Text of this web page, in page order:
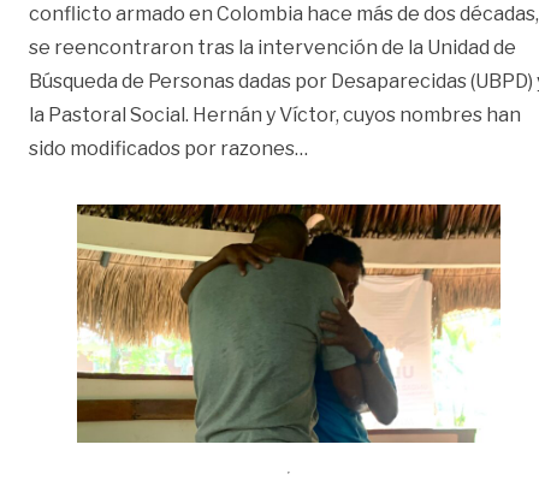
conflicto armado en Colombia hace más de dos décadas,
se reencontraron tras la intervención de la Unidad de
Búsqueda de Personas dadas por Desaparecidas (UBPD)
la Pastoral Social. Hernán y Víctor, cuyos nombres han
sido modificados por razones…